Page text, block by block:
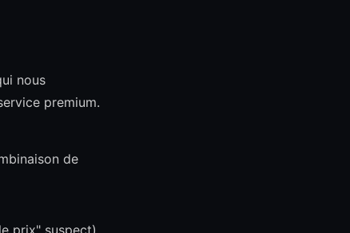
nous
premium.
de
prix" suspect)